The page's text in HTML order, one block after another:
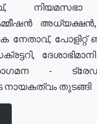
നിയമസഭാ
നേതാവ്,
-
തുടങ്ങി